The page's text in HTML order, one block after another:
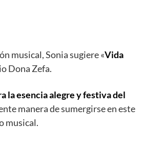
musical, Sonia sugiere «Vida
Dona Zefa.
la esencia alegre y festiva del
manera de sumergirse en este
musical.